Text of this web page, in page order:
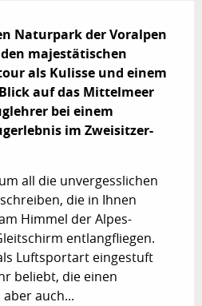
Naturpark der Voralpen
majestätischen
als Kulisse und einem
auf das Mittelmeer
bei einem
im Zweisitzer-
all die unvergesslichen
die in Ihnen
Himmel der Alpes-
entlangfliegen.
Luftsportart eingestuft
beliebt, die einen
auch...